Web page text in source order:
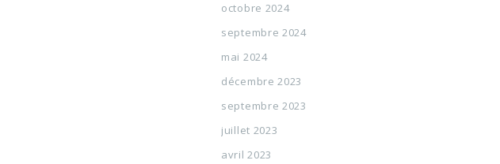
octobre 2024
septembre 2024
mai 2024
décembre 2023
septembre 2023
juillet 2023
avril 2023